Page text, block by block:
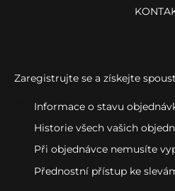
Zaregistrujte se a získejte
Informace o stavu
Historie všech vašich
Při objednávce nemusíte
Přednostní přístup ke